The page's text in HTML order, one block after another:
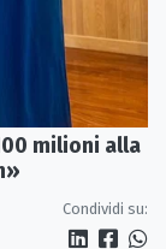
milioni alla
Condividi su: